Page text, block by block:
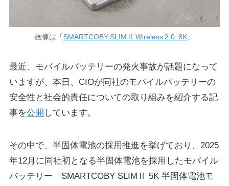
画像は「 SMARTCOBY SLIMⅡ Wireless 2.0 8K 」
最近、モバイルバッテリーの発火事故が話題になって
いますが、本日、CIOが同社のモバイルバッテリーの
安全性と社会的責任についての取り組みを紹介する記
事を公開 しています。
その中で、半固体電池の採用推進を挙げており、2025
年12月に同社初となる半固体電池を採用したモバイル
バッテリー「SMARTCOBY SLIMⅡ 5K 半固体電池モ